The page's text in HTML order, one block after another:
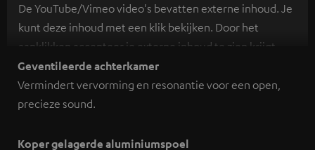
De YouTube/Vimeo video's bevatten externe inhoud. Je
kunt deze inhoud met een klik bekijken. Door het
aanklikken accepteer je externe inhoud te zien krijgt.
Hierdoor kunnen persoonlijke gegevens worden
verzameld en aan derden doorgestuurd. Meer info
hierover vind je in ons
Geventileerde achterkamer
Vermindert vervorming en resonantie voor een open,
precieze sound.
Koper gelagerde aluminiumspoel